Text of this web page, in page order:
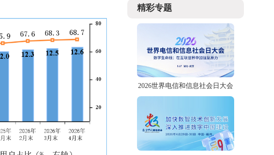
精彩专题
2026世界电信和信息社会日大会